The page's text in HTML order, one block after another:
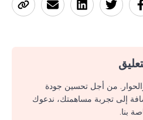
من أجل تحسين جودة
إلى تجربة مساهمتك، ندعوك
بنا.